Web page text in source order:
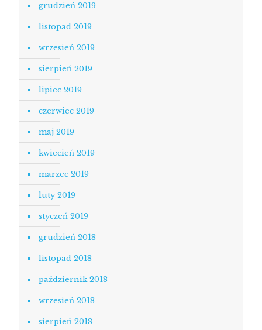
grudzień 2019
listopad 2019
wrzesień 2019
sierpień 2019
lipiec 2019
czerwiec 2019
maj 2019
kwiecień 2019
marzec 2019
luty 2019
styczeń 2019
grudzień 2018
listopad 2018
październik 2018
wrzesień 2018
sierpień 2018